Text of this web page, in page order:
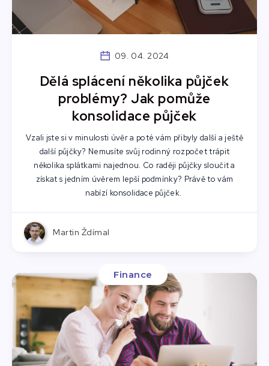
09. 04. 2024
Dělá splácení několika půjček
problémy? Jak pomůže
konsolidace půjček
Vzali jste si v minulosti úvěr a poté vám přibyly další a ještě
další půjčky? Nemusíte svůj rodinný rozpočet trápit
několika splátkami najednou. Co raději půjčky sloučit a
získat s jedním úvěrem lepší podmínky? Právě to vám
nabízí konsolidace půjček.
Martin Ždímal
Finance